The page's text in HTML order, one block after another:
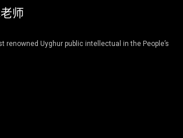
师
renowned Uyghur public intellectual in the People’s